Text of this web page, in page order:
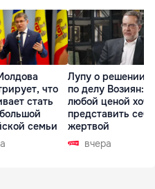
что
стать
семьи
Лупу о решении
по делу Возиян:
любой ценой
представить себя
жертвой
вчера